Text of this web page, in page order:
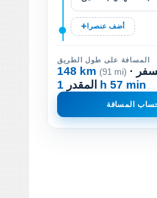
أضف عنصرا
المسافة على طول الطريق
148 km (91 mi) · وقت السفر
المقدر 1 h 57 min
المسافة